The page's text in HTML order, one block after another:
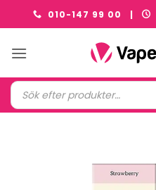
to
010-147 99 00 |
Produktsökning